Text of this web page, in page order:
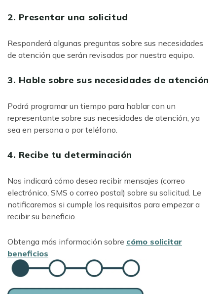
2. Presentar una solicitud
Responderá algunas preguntas sobre sus necesidades
de atención que serán revisadas por nuestro equipo.
3. Hable sobre sus necesidades de atención
Podrá programar un tiempo para hablar con un
representante sobre sus necesidades de atención, ya
sea en persona o por teléfono.
4. Recibe tu determinación
Nos indicará cómo desea recibir mensajes (correo
electrónico, SMS o correo postal) sobre su solicitud. Le
notificaremos si cumple los requisitos para empezar a
recibir su beneficio.
Obtenga más información sobre cómo solicitar
beneficios
Image